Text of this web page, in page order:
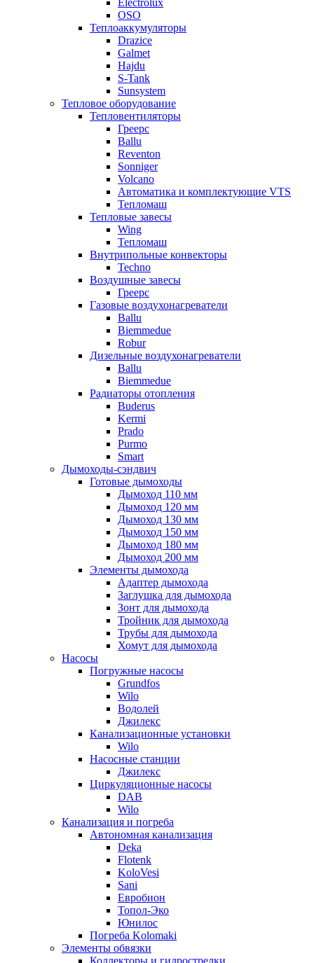
Electrolux
OSO
Теплоаккумуляторы
Drazice
Galmet
Hajdu
S-Tank
Sunsystem
Тепловое оборудование
Тепловентиляторы
Греерс
Ballu
Reventon
Sonniger
Volcano
Автоматика и комплектующие VTS
Тепломаш
Тепловые завесы
Wing
Тепломаш
Внутрипольные конвекторы
Techno
Воздушные завесы
Греерс
Газовые воздухонагреватели
Ballu
Biemmedue
Robur
Дизельные воздухонагреватели
Ballu
Biemmedue
Радиаторы отопления
Buderus
Kermi
Prado
Purmo
Smart
Дымоходы-сэндвич
Готовые дымоходы
Дымоход 110 мм
Дымоход 120 мм
Дымоход 130 мм
Дымоход 150 мм
Дымоход 180 мм
Дымоход 200 мм
Элементы дымохода
Адаптер дымохода
Заглушка для дымохода
Зонт для дымохода
Тройник для дымохода
Трубы для дымохода
Хомут для дымохода
Насосы
Погружные насосы
Grundfos
Wilo
Водолей
Джилекс
Канализационные установки
Wilo
Насосные станции
Джилекс
Циркуляционные насосы
DAB
Wilo
Канализация и погреба
Автономная канализация
Deka
Flotenk
KoloVesi
Sani
Евробион
Топол-Эко
Юнилос
Погреба Kolomaki
Элементы обвязки
Коллекторы и гидрострелки